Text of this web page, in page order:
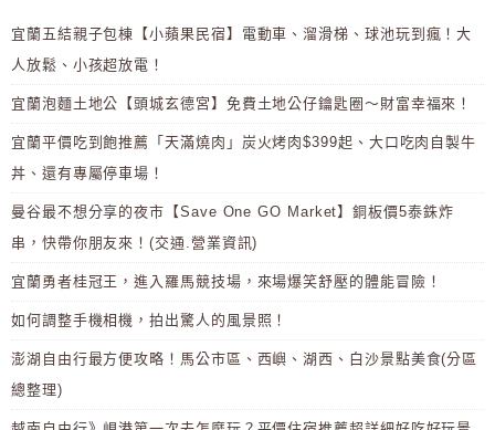
宜蘭五結親子包棟【小蘋果民宿】電動車、溜滑梯、球池玩到瘋！大
人放鬆、小孩超放電！
宜蘭泡麵土地公【頭城玄德宮】免費土地公仔鑰匙圈～財富幸福來！
宜蘭平價吃到飽推薦「天滿燒肉」炭火烤肉$399起、大口吃肉自製牛
丼、還有專屬停車場！
曼谷最不想分享的夜市【Save One GO Market】銅板價5泰銖炸
串，快帶你朋友來！(交通.營業資訊)
宜蘭勇者桂冠王，進入羅馬競技場，來場爆笑舒壓的體能冒險！
如何調整手機相機，拍出驚人的風景照！
澎湖自由行最方便攻略！馬公市區、西嶼、湖西、白沙景點美食(分區
總整理)